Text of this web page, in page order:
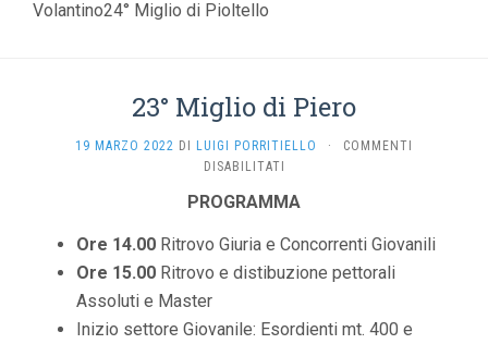
Volantino24° Miglio di Pioltello
23° Miglio di Piero
19 MARZO 2022 DI LUIGI PORRITIELLO ·
COMMENTI
DISABILITATI
MIGLIO
PIERO
PROGRAMMA
Ore 14.00 Ritrovo Giuria e Concorrenti Giovanili
Ore 15.00 Ritrovo e distibuzione pettorali
Assoluti e Master
Inizio settore Giovanile: Esordienti mt. 400 e